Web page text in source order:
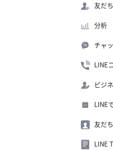
友だ
分析
チャ
LINE
ビジ
LINE
友だ
LINE